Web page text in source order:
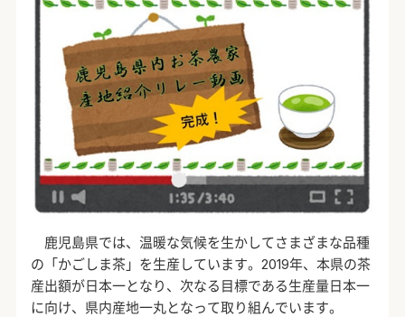
鹿児島県では、温暖な気候を生かしてさまざまな品種
の「かごしま茶」を生産しています。2019年、本県の茶
産出額が日本一となり、次なる目標である生産量日本一
に向け、県内産地一丸となって取り組んでいます。